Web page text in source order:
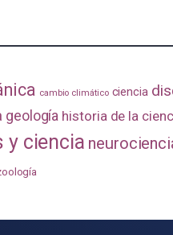
cambio climático ciencia
geología historia de la
y ciencia